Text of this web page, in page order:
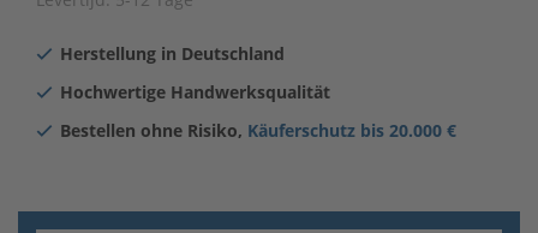
Herstellung in Deutschland
Hochwertige Handwerksqualität
Bestellen ohne Risiko, Käuferschutz bis 20.000 €